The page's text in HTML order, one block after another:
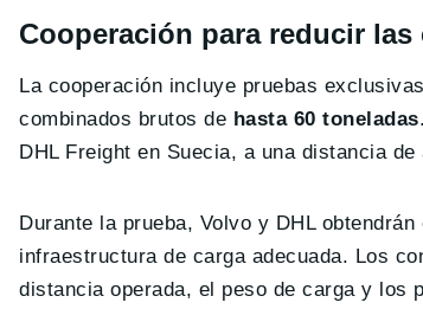
Cooperación para reducir las
La cooperación incluye pruebas
combinados brutos de hasta 60 toneladas
DHL Freight en Suecia, a una distancia de
Durante la prueba, Volvo y DHL
infraestructura de carga adecuada. Los
distancia operada, el peso de carga y los